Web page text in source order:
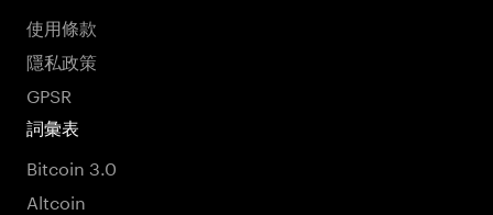
使用條款
隱私政策
GPSR
詞彙表
Bitcoin 3.0
Altcoin